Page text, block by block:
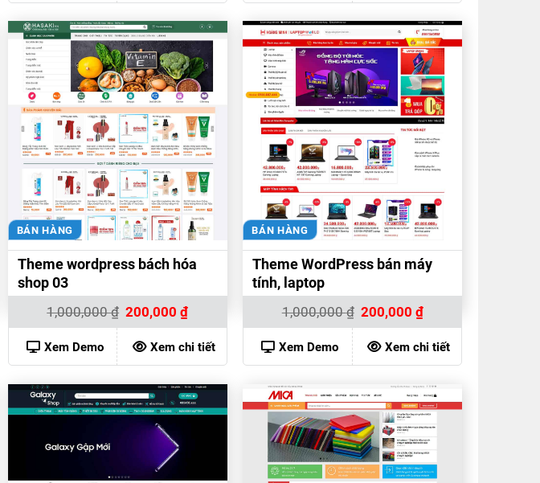
BÁN HÀNG
Theme wordpress bách hóa
shop 03
1,000,000₫ Giá
1,000,000 ₫.
200,000₫Giá
là:
200,000 ₫.
Xem Demo Xem chi tiết
BÁN HÀNG
Theme WordPress bán máy
tính, laptop
1,000,000₫ Giá
1,000,000 ₫.
200,000 ₫Giá
hiện
là:
200,000 ₫.
Xem Demo Xem chi tiết